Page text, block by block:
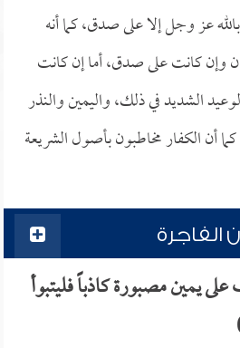
عز وجل إلا على صدق، كما أنه
وإن كانت على صدق، أما إن كانت
الشديد في ذلك، واليمين والنذر
أن الكفار مخاطبون بأصول الشريعة
الفاجرة
مصبورة كاذباً فليتبوأ